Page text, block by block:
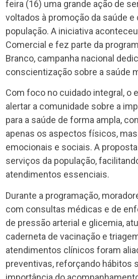
feira (16) uma grande ação de
voltados à promoção da saúde e
população. A iniciativa
Comercial e fez parte da
Branco, campanha nacional
conscientização sobre a saúde
Com foco no cuidado integral, o
alertar a comunidade sobre a
para a saúde de forma ampla,
apenas os aspectos físicos,
emocionais e sociais. A
serviços da população,
atendimentos essenciais.
Durante a programação,
com consultas médicas e de
de pressão arterial e glicemia,
caderneta de vacinação e
atendimentos clínicos foram
preventivas, reforçando hábitos